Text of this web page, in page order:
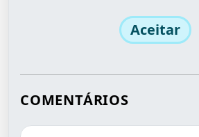
Aceitar
COMENTÁRIOS